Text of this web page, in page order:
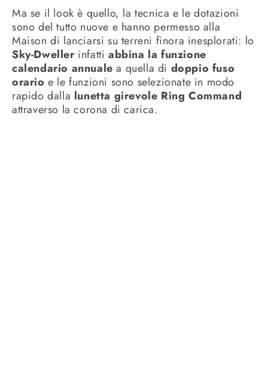
Ma se il look è quello, la tecnica e le dotazioni
sono del tutto nuove e hanno permesso alla
Maison di lanciarsi su terreni finora inesplorati: lo
Sky-Dwellerinfattiabbina la funzione
calendario annuale a quella di doppio fuso
orario e le funzioni sono selezionate in modo
rapido dalla lunetta girevole Ring Command
attraverso la corona di carica.